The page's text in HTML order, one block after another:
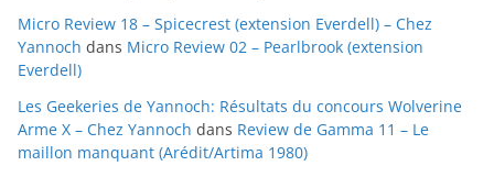
Micro Review 18 – Spicecrest (extension Everdell) – Chez
Yannoch dans Micro Review 02 – Pearlbrook (extension
Everdell)
Les Geekeries de Yannoch: Résultats du concours Wolverine
Arme X – Chez Yannoch dans Review de Gamma 11 – Le
maillon manquant (Arédit/Artima 1980)